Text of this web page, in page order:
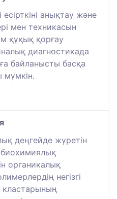
есірткіні анықтау және
мен техникасын
құқық қорғау
диагностикада
байланысты басқа
мүмкін.
деңгейде жүретін
биохимиялық
органикалық
негізгі